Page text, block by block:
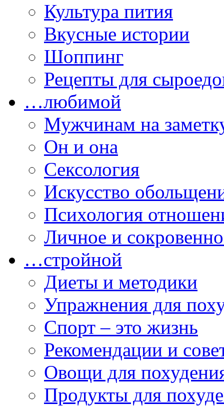
Культура пития
Вкусные истории
Шоппинг
Рецепты для
…любимой
Мужчинам на
Он и она
Сексология
Искусство
Психология
Личное и
…стройной
Диеты и методики
Упражнения для
Спорт – это жизнь
Рекомендации и
Овощи для
Продукты для